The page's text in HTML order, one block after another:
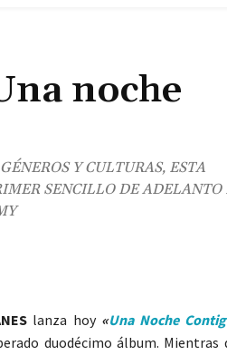
noche
Y CULTURAS, ESTA
SENCILLO DE ADELANTO
lanza hoy «Una Noche
duodécimo álbum. Mientras